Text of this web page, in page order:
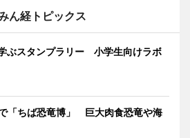
ん経トピックス
ぶスタンプラリー 小学生向けラボ
「ちば恐竜博」 巨大肉食恐竜や海